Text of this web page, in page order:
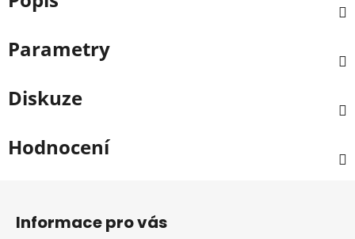
Parametry
Diskuze
Hodnocení
Informace pro vás